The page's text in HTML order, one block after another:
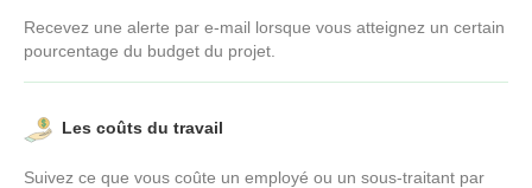
Recevez une alerte par e-mail lorsque vous atteignez un certain
pourcentage du budget du projet.
Les coûts du travail
Suivez ce que vous coûte un employé ou un sous-traitant par